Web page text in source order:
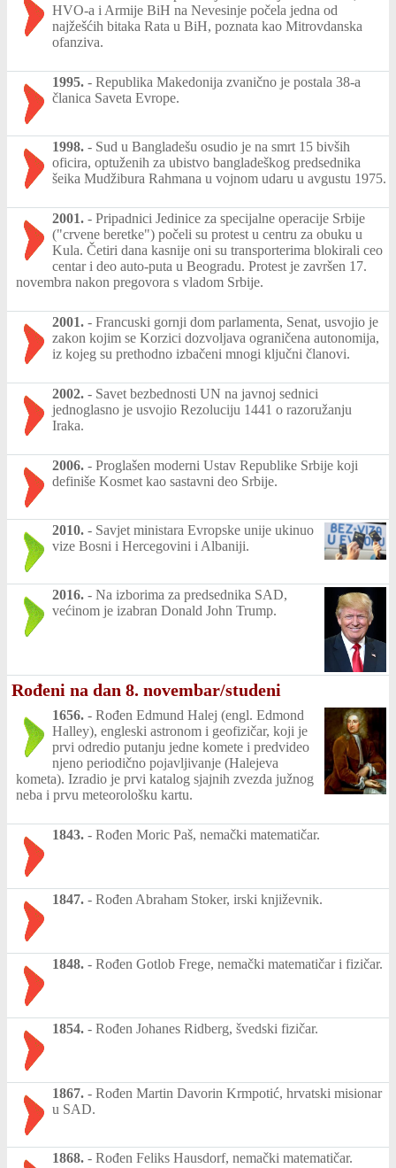
HVO-a i Armije BiH na Nevesinje počela jedna od
najžešćih bitaka Rata u BiH, poznata kao Mitrovdanska
ofanziva.
1995. - Republika Makedonija zvanično je postala 38-a
članica Saveta Evrope.
1998. - Sud u Bangladešu osudio je na smrt 15 bivših
oficira, optuženih za ubistvo bangladeškog predsednika
šeika Mudžibura Rahmana u vojnom udaru u avgustu 1975.
2001. - Pripadnici Jedinice za specijalne operacije Srbije
("crvene beretke") počeli su protest u centru za obuku u
Kula. Četiri dana kasnije oni su transporterima blokirali ceo
centar i deo auto-puta u Beogradu. Protest je završen 17.
novembra nakon pregovora s vladom Srbije.
2001. - Francuski gornji dom parlamenta, Senat, usvojio je
zakon kojim se Korzici dozvoljava ograničena autonomija,
iz kojeg su prethodno izbačeni mnogi ključni članovi.
2002. - Savet bezbednosti UN na javnoj sednici
jednoglasno je usvojio Rezoluciju 1441 o razoružanju
Iraka.
2006. - Proglašen moderni Ustav Republike Srbije koji
definiše Kosmet kao sastavni deo Srbije.
2010. - Savjet ministara Evropske unije ukinuo
vize Bosni i Hercegovini i Albaniji.
2016. - Na izborima za predsednika SAD,
većinom je izabran Donald John Trump.
Rođeni na dan 8. novembar/studeni
1656. - Rođen Edmund Halej (engl. Edmond
Halley), engleski astronom i geofizičar, koji je
prvi odredio putanju jedne komete i predvideo
njeno periodično pojavljivanje (Halejeva
kometa). Izradio je prvi katalog sjajnih zvezda južnog
neba i prvu meteorološku kartu.
1843. - Rođen Moric Paš, nemački matematičar.
1847. - Rođen Abraham Stoker, irski književnik.
1848. - Rođen Gotlob Frege, nemački matematičar i fizičar.
1854. - Rođen Johanes Ridberg, švedski fizičar.
1867. - Rođen Martin Davorin Krmpotić, hrvatski misionar
u SAD.
1868. - Rođen Feliks Hausdorf, nemački matematičar.